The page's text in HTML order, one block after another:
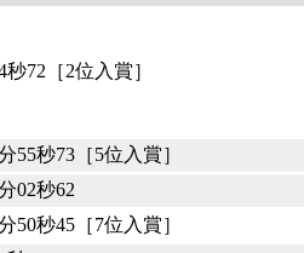
秒72［2位入賞］
55秒73［5位入賞］
02秒62
50秒45［7位入賞］